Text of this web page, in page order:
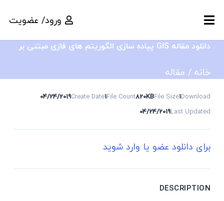
ورود/ عضویت
دانلود مقاله GIS پیاده سازی الگوریتم های فازی مبتنی بر
خانه/ مقاله
Download
1
File Size
820KB
File Count
1
Create Date
04/24/2019
Last Updated
04/24/2019
برای دانلود عضو یا وارد شوید
DESCRIPTION